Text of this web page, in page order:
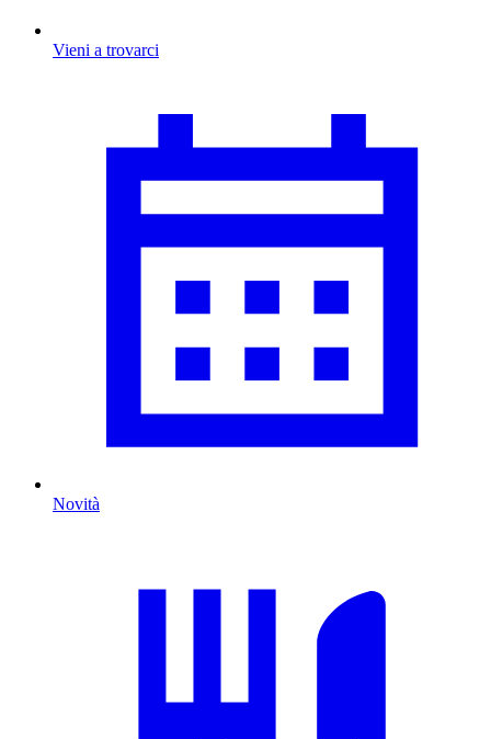
Vieni a trovarci
Novità